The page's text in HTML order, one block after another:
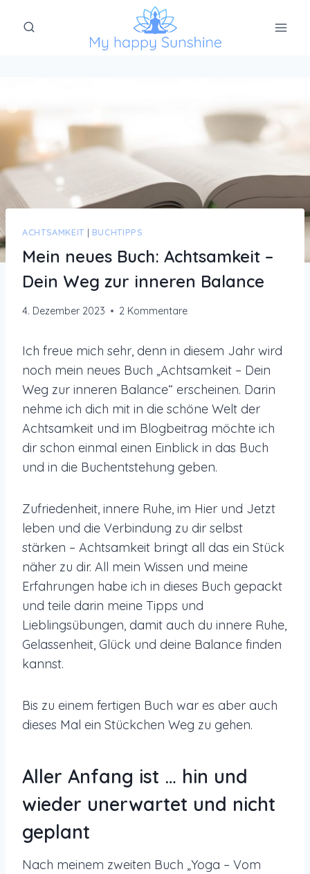
Inhalt
ACHTSAMKEIT| BUCHTIPPS
Mein neues Buch: Achtsamkeit –
Dein Weg zur inneren Balance
4. Dezember 2023 2 Kommentare
Ich freue mich sehr, denn in diesem Jahr wird
noch mein neues Buch „Achtsamkeit – Dein
Weg zur inneren Balance“ erscheinen. Darin
nehme ich dich mit in die schöne Welt der
Achtsamkeit und im Blogbeitrag möchte ich
dir schon einmal einen Einblick in das Buch
und in die Buchentstehung geben.
Zufriedenheit, innere Ruhe, im Hier und Jetzt
leben und die Verbindung zu dir selbst
stärken – Achtsamkeit bringt all das ein Stück
näher zu dir. All mein Wissen und meine
Erfahrungen habe ich in dieses Buch gepackt
und teile darin meine Tipps und
Lieblingsübungen, damit auch du innere Ruhe,
Gelassenheit, Glück und deine Balance finden
kannst.
Bis zu einem fertigen Buch war es aber auch
dieses Mal ein Stückchen Weg zu gehen.
Aller Anfang ist … hin und
wieder unerwartet und nicht
geplant
Nach meinem zweiten Buch „Yoga – Vom